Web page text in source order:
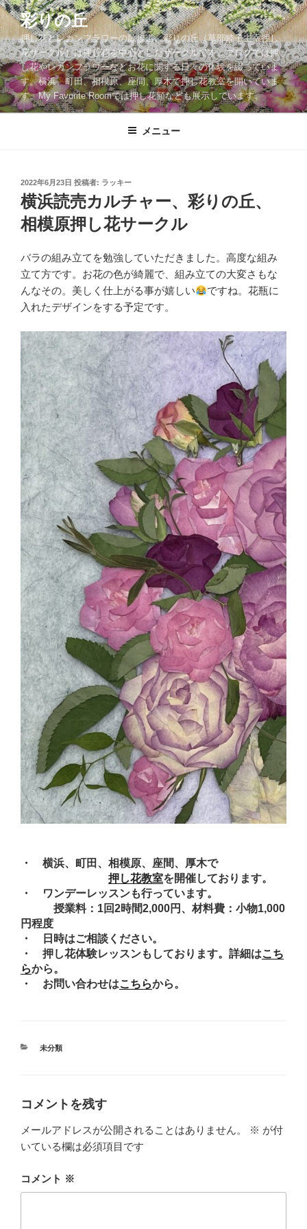
コ
ン
テ
ン
ツ
へ
ス
彩りの丘
押し花とレカンフラワーの散歩道。彩りの丘（草部睦子主宰押し
花サークル）は押し花を中心としたサークルです。ブログでは押
し花やレカンフラワーなどお花に関する日々の体験を綴っていま
す。横浜、町田、相模原、座間、厚木で押し花教室を開いていま
す。My Favorite Roomでは押し花額なども展示しています。
メニュー
投
稿
日:
2022年6月23日 投稿者: ラッキー
横浜読売カルチャー、彩りの丘、
相模原押し花サークル
バラの組み立てを勉強していただきました。高度な組み
立て方です。お花の色が綺麗で、組み立ての大変さもな
んなその。美しく仕上がる事が嬉しい
ですね。花瓶に
入れたデザインをする予定です。
・ 横浜、町田、相模原、座間、厚木で
押し花教室を開催しております。
・ ワンデーレッスンも行っています。
授業料：1回2時間2,000円、材料費：小物1,000
円程度
・ 日時はご相談ください。
・ 押し花体験レッスンもしております。詳細はこち
らから。
・ お問い合わせはこちらから。
カ
未分類
コメントを残す
メールアドレスが公開されることはありません。 ※ が付
いている欄は必須項目です
コメント ※